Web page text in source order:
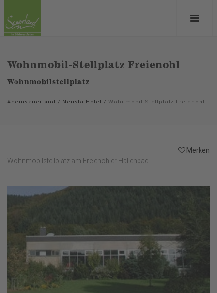
Wohnmobil-Stellplatz Freienohl
Wohnmobilstellplatz
#deinsauerland / Neusta Hotel / Wohnmobil-Stellplatz Freienohl
Merken
Wohnmobilstellplatz am Freienohler Hallenbad